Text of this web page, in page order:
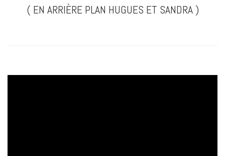
( EN ARRIÈRE PLAN HUGUES ET SANDRA )